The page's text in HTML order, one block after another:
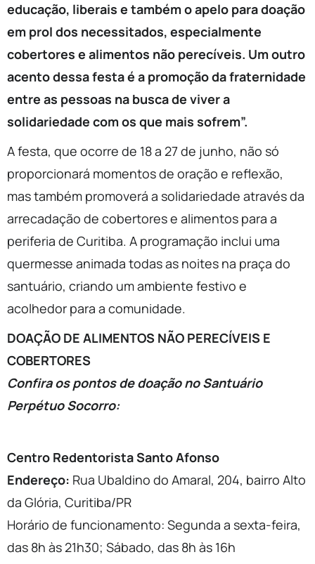
educação, liberais e também o apelo para doação
em prol dos necessitados, especialmente
cobertores e alimentos não perecíveis. Um outro
acento dessa festa é a promoção da fraternidade
entre as pessoas na busca de viver a
solidariedade com os que mais sofrem”.
A festa, que ocorre de 18 a 27 de junho, não só
proporcionará momentos de oração e reflexão,
mas também promoverá a solidariedade através da
arrecadação de cobertores e alimentos para a
periferia de Curitiba. A programação inclui uma
quermesse animada todas as noites na praça do
santuário, criando um ambiente festivo e
acolhedor para a comunidade.
DOAÇÃO DE ALIMENTOS NÃO PERECÍVEIS E
COBERTORES
Confira os pontos de doação no Santuário
Perpétuo Socorro:
Centro Redentorista Santo Afonso
Endereço: Rua Ubaldino do Amaral, 204, bairro Alto
da Glória, Curitiba/PR
Horário de funcionamento: Segunda a sexta-feira,
das 8h às 21h30; Sábado, das 8h às 16h